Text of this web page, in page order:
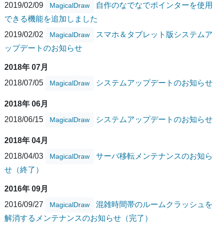
2019/02/09 MagicalDraw
自作のなでなでポインターを使用
できる機能を追加しました
2019/02/02
MagicalDraw
スマホ＆タブレット版システムア
ップデートのお知らせ
2018年 07月
2018/07/05
MagicalDraw システムアップデートのお知らせ
2018年 06月
2018/06/15
MagicalDraw システムアップデートのお知らせ
2018年 04月
2018/04/03
MagicalDraw
サーバ移転メンテナンスのお知ら
せ（終了）
2016年 09月
2016/09/27
MagicalDraw
混雑時間帯のルームクラッシュを
解消するメンテナンスのお知らせ（完了）